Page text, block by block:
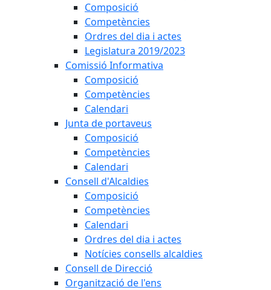
Composició
Competències
Ordres del dia i actes
Legislatura 2019/2023
Comissió Informativa
Composició
Competències
Calendari
Junta de portaveus
Composició
Competències
Calendari
Consell d'Alcaldies
Composició
Competències
Calendari
Ordres del dia i actes
Notícies consells alcaldies
Consell de Direcció
Organització de l'ens